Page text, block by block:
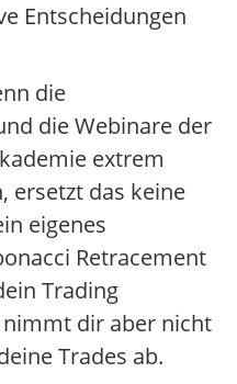
Entscheidungen
die
die Webinare der
extrem
ersetzt das keine
eigenes
Retracement
Trading
dir aber nicht
Trades ab.